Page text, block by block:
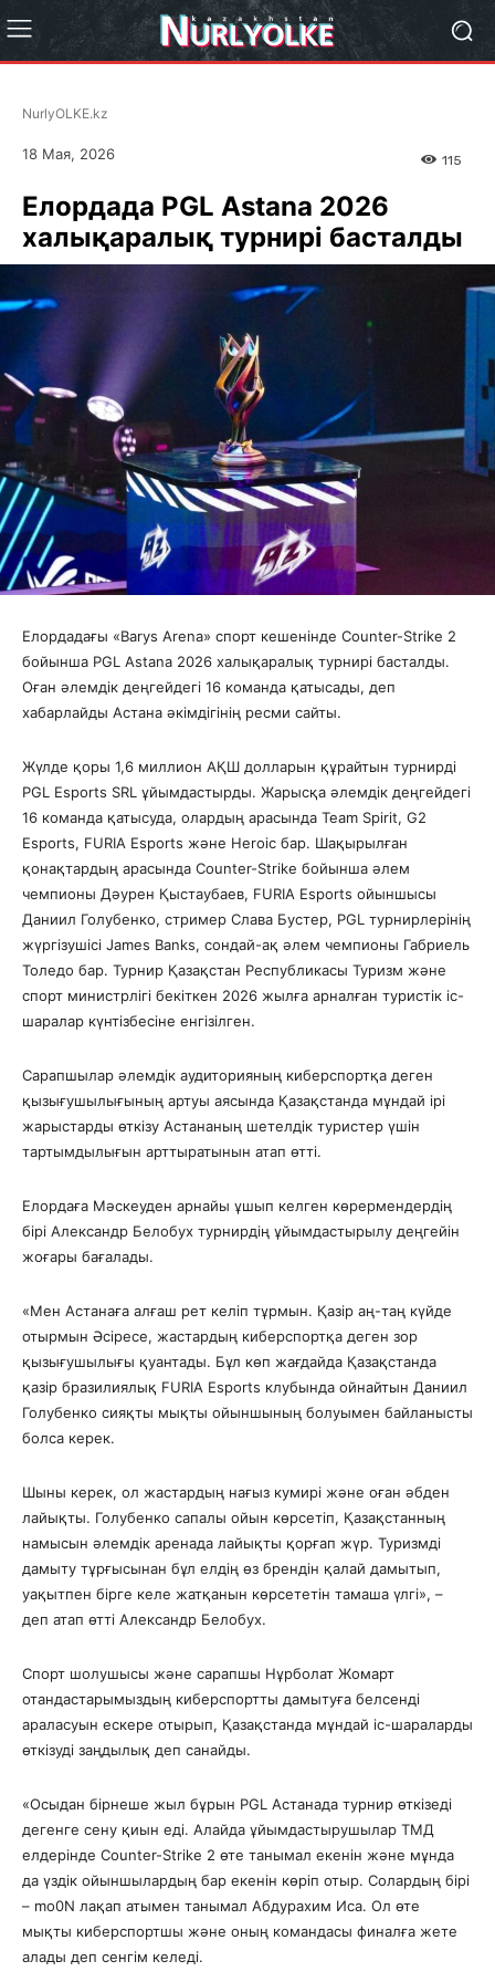
NurlyOLKE.kz
18 Мая, 2026 115
Елордада PGL Astana 2026
халықаралық турнирі басталды
Елордадағы «Barys Arena» спорт кешенінде Counter-Strike 2
бойынша PGL Astana 2026 халықаралық турнирі басталды.
Оған әлемдік деңгейдегі 16 команда қатысады, деп
хабарлайды Астана әкімдігінің ресми сайты.
Жүлде қоры 1,6 миллион АҚШ долларын құрайтын турнирді
PGL Esports SRL ұйымдастырды. Жарысқа әлемдік деңгейдегі
16 команда қатысуда, олардың арасында Team Spirit, G2
Esports, FURIA Esports және Heroic бар. Шақырылған
қонақтардың арасында Counter-Strike бойынша әлем
чемпионы Дәурен Қыстаубаев, FURIA Esports ойыншысы
Даниил Голубенко, стример Слава Бустер, PGL турнирлерінің
жүргізушісі James Banks, сондай-ақ әлем чемпионы Габриель
Толедо бар. Турнир Қазақстан Республикасы Туризм және
спорт министрлігі бекіткен 2026 жылға арналған туристік іс-
шаралар күнтізбесіне енгізілген.
Сарапшылар әлемдік аудиторияның киберспортқа деген
қызығушылығының артуы аясында Қазақстанда мұндай ірі
жарыстарды өткізу Астананың шетелдік туристер үшін
тартымдылығын арттыратынын атап өтті.
Елордаға Мәскеуден арнайы ұшып келген көрермендердің
бірі Александр Белобух турнирдің ұйымдастырылу деңгейін
жоғары бағалады.
«Мен Астанаға алғаш рет келіп тұрмын. Қазір аң-таң күйде
отырмын Әсіресе, жастардың киберспортқа деген зор
қызығушылығы қуантады. Бұл көп жағдайда Қазақстанда
қазір бразилиялық FURIA Esports клубында ойнайтын Даниил
Голубенко сияқты мықты ойыншының болуымен байланысты
болса керек.
Шыны керек, ол жастардың нағыз кумирі және оған әбден
лайықты. Голубенко сапалы ойын көрсетіп, Қазақстанның
намысын әлемдік аренада лайықты қорғап жүр. Туризмді
дамыту тұрғысынан бұл елдің өз брендін қалай дамытып,
уақытпен бірге келе жатқанын көрсететін тамаша үлгі», –
деп атап өтті Александр Белобух.
Спорт шолушысы және сарапшы Нұрболат Жомарт
отандастарымыздың киберспортты дамытуға белсенді
араласуын ескере отырып, Қазақстанда мұндай іс-шараларды
өткізуді заңдылық деп санайды.
«Осыдан бірнеше жыл бұрын PGL Астанада турнир өткізеді
дегенге сену қиын еді. Алайда ұйымдастырушылар ТМД
елдерінде Counter-Strike 2 өте танымал екенін және мұнда
да үздік ойыншылардың бар екенін көріп отыр. Солардың бірі
– mo0N лақап атымен танымал Абдурахим Иса. Ол өте
мықты киберспортшы және оның командасы финалға жете
алады деп сенгім келеді.